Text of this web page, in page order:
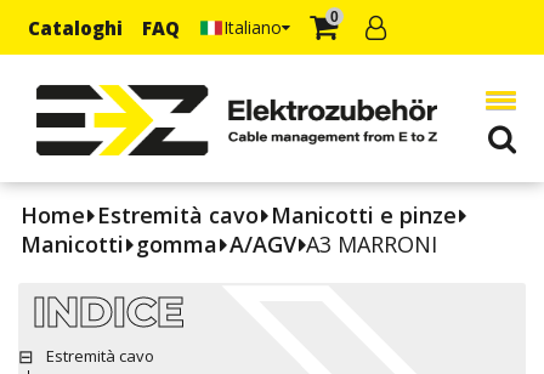
Cataloghi FAQ Italiano 0
Home Estremità cavo Manicotti e pinze
Manicotti gomma A/AGV A3 MARRONI
INDICE
Estremità cavo